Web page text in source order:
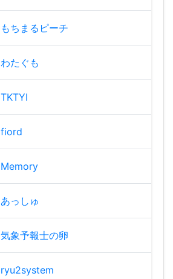
もちまるピーチ
わたぐも
TKTYI
fiord
Memory
あっしゅ
気象予報士の卵
ryu2system